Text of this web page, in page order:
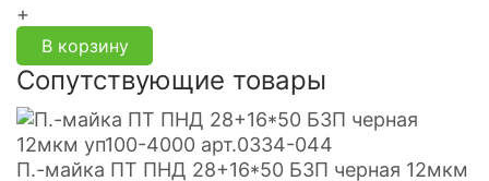
+
В корзину
Сопутствующие товары
П.-майка ПТ ПНД 28+16*50 БЗП черная 12мкм